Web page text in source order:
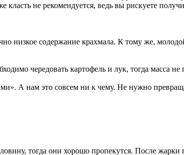
не рекомендуется, ведь вы рискуете
низкое содержание крахмала. К тому же,
чередовать картофель и лук, тогда масса не
А нам это совсем ни к чему. Не нужно
тогда они хорошо пропекутся. После